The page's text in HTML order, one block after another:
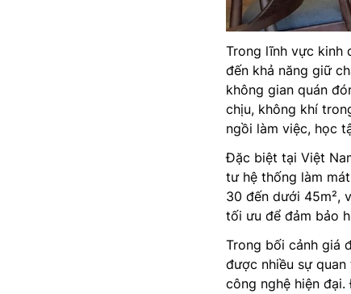
Trong lĩnh vực kinh
đến khả năng giữ
không gian quán
chịu, không khí
ngồi làm việc, học
Đặc biệt tại Việt
tư hệ thống làm
30 đến dưới 45m²,
tối ưu để đảm bảo
Trong bối cảnh giá
được nhiều sự
công nghệ hiện đại.